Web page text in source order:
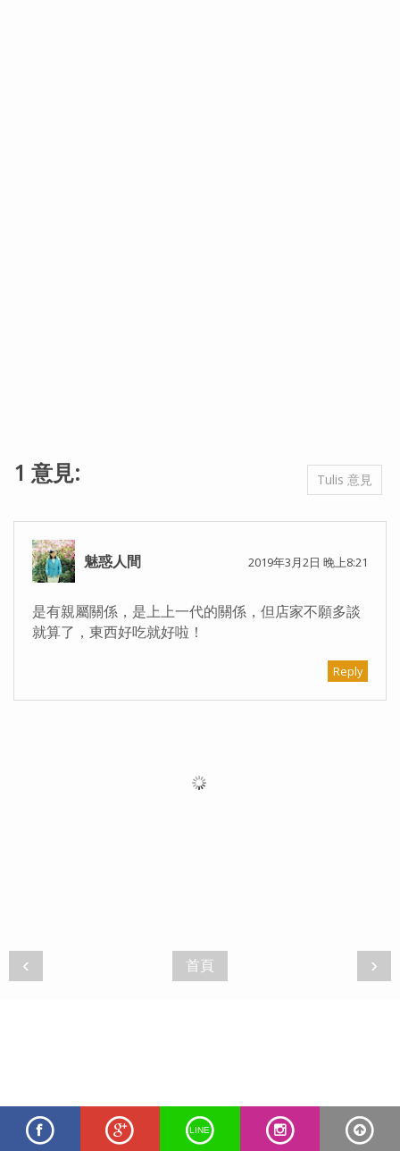
1 意見: Tulis 意見
魅惑人間 2019年3月2日 晚上8:21
是有親屬關係，是上上一代的關係，但店家不願多談
就算了，東西好吃就好啦！
Reply
‹ ›
首頁
LINE